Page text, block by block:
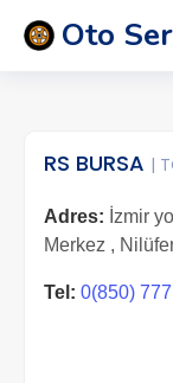
Oto
RS BURSA |
Adres: İzmir
Merkez ,
Tel: 0(850)